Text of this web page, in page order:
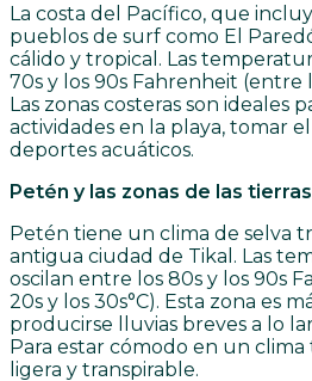
La costa del Pacífico, que
pueblos de surf como El
cálido y tropical. Las
70s y los 90s Fahrenheit (entre
Las zonas costeras son ideales
actividades en la playa, tomar
deportes acuáticos.
Petén y las zonas de las
Petén tiene un clima de selva
antigua ciudad de Tikal. Las
oscilan entre los 80s y los 90s
20s y los 30s°C). Esta zona es
producirse lluvias breves a lo
Para estar cómodo en un
ligera y transpirable.